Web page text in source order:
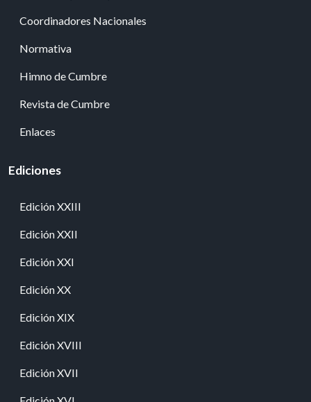
Coordinadores Nacionales
Normativa
Himno de Cumbre
Revista de Cumbre
Enlaces
Ediciones
Edición XXIII
Edición XXII
Edición XXI
Edición XX
Edición XIX
Edición XVIII
Edición XVII